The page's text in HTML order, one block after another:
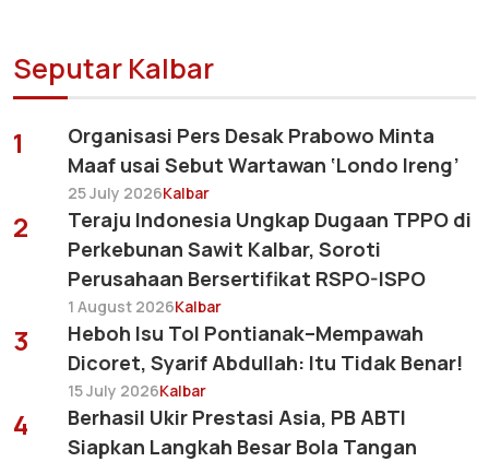
Seputar Kalbar
1
Organisasi Pers Desak Prabowo Minta
Maaf usai Sebut Wartawan ‘Londo Ireng’
25 July 2026Kalbar
2
Teraju Indonesia Ungkap Dugaan TPPO di
Perkebunan Sawit Kalbar, Soroti
Perusahaan Bersertifikat RSPO-ISPO
1 August 2026Kalbar
3
Heboh Isu Tol Pontianak–Mempawah
Dicoret, Syarif Abdullah: Itu Tidak Benar!
15 July 2026Kalbar
4
Berhasil Ukir Prestasi Asia, PB ABTI
Siapkan Langkah Besar Bola Tangan